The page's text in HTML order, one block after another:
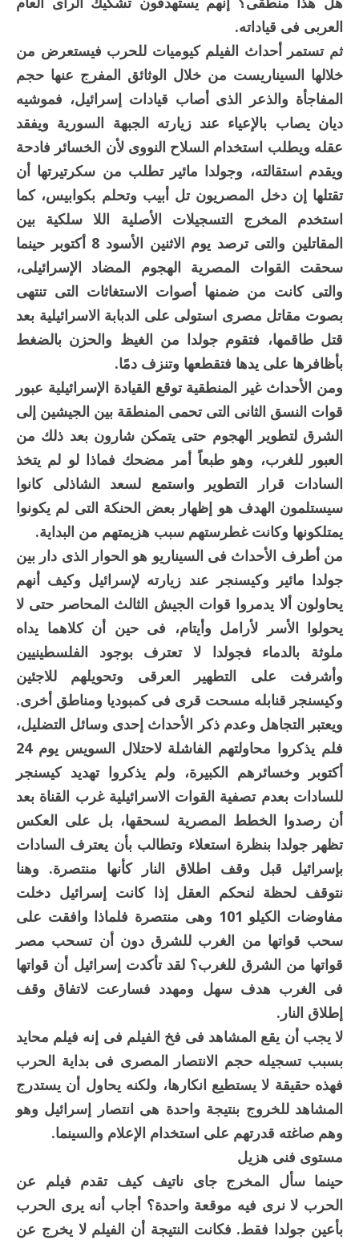
العربى فى قياداته.
ثم تستمر أحداث الفيلم كيوميات للحرب فيستعرض من
خلالها السيناريست من خلال الوثائق المفرج عنها حجم
المفاجأة والذعر الذى أصاب قيادات إسرائيل، فموشيه
ديان يصاب بالإعياء عند زيارته الجبهة السورية ويفقد
عقله ويطلب استخدام السلاح النووى لأن الخسائر فادحة
ويقدم استقالته، وجولدا مائير تطلب من سكرتيرتها أن
تقتلها إن دخل المصريون تل أبيب وتحلم بكوابيس، كما
استخدم المخرج التسجيلات الأصلية اللا سلكية بين
المقاتلين والتى ترصد يوم الاثنين الأسود 8 أكتوبر حينما
سحقت القوات المصرية الهجوم المضاد الإسرائيلى،
والتى كانت من ضمنها أصوات الاستغاثات التى تنتهى
بصوت مقاتل مصرى استولى على الدبابة الاسرائيلية بعد
قتل طاقمها، فتقوم جولدا من الغيظ والحزن بالضغط
بأظافرها على يدها فتقطعها وتنزف دمًا.
ومن الأحداث غير المنطقية توقع القيادة الإسرائيلية عبور
قوات النسق الثانى التى تحمى المنطقة بين الجيشين إلى
الشرق لتطوير الهجوم حتى يتمكن شارون بعد ذلك من
العبور للغرب، وهو طبعاً أمر مضحك فماذا لو لم يتخذ
السادات قرار التطوير واستمع لسعد الشاذلى كانوا
سيستلمون الهدف هو إظهار بعض الحنكة التى لم يكونوا
يمتلكونها وكانت غطرستهم سبب هزيمتهم من البداية.
من أطرف الأحداث فى السيناريو هو الحوار الذى دار بين
جولدا مائير وكيسنجر عند زيارته لإسرائيل وكيف أنهم
يحاولون ألا يدمروا قوات الجيش الثالث المحاصر حتى لا
يحولوا الأسر لأرامل وأيتام، فى حين أن كلاهما يداه
ملوثة بالدماء فجولدا لا تعترف بوجود الفلسطينيين
وأشرفت على التطهير العرقى وتحويلهم للاجئين
وكيسنجر قنابله مسحت قرى فى كمبوديا ومناطق أخرى.
ويعتبر التجاهل وعدم ذكر الأحداث إحدى وسائل التضليل،
فلم يذكروا محاولتهم الفاشلة لاحتلال السويس يوم 24
أكتوبر وخسائرهم الكبيرة، ولم يذكروا تهديد كيسنجر
للسادات بعدم تصفية القوات الاسرائيلية غرب القناة بعد
أن رصدوا الخطط المصرية لسحقها، بل على العكس
تظهر جولدا بنظرة استعلاء وتطالب بأن يعترف السادات
بإسرائيل قبل وقف اطلاق النار كأنها منتصرة. وهنا
نتوقف لحظة لنحكم العقل إذا كانت إسرائيل دخلت
مفاوضات الكيلو 101 وهى منتصرة فلماذا وافقت على
سحب قواتها من الغرب للشرق دون أن تسحب مصر
قواتها من الشرق للغرب؟ لقد تأكدت إسرائيل أن قواتها
فى الغرب هدف سهل ومهدد فسارعت لاتفاق وقف
إطلاق النار.
لا يجب أن يقع المشاهد فى فخ الفيلم فى إنه فيلم محايد
بسبب تسجيله حجم الانتصار المصرى فى بداية الحرب
فهذه حقيقة لا يستطيع انكارها، ولكنه يحاول أن يستدرج
المشاهد للخروج بنتيجة واحدة هى انتصار إسرائيل وهو
وهم صاغته قدرتهم على استخدام الإعلام والسينما.
مستوى فنى هزيل
حينما سأل المخرج جاى ناتيف كيف تقدم فيلم عن
الحرب لا نرى فيه موقعة واحدة؟ أجاب أنه يرى الحرب
بأعين جولدا فقط. فكانت النتيجة أن الفيلم لا يخرج عن